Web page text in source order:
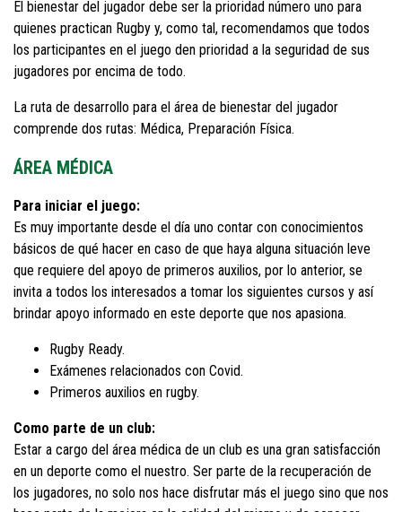
El bienestar del jugador debe ser la prioridad número uno para
quienes practican Rugby y, como tal, recomendamos que todos
los participantes en el juego den prioridad a la seguridad de sus
jugadores por encima de todo.
La ruta de desarrollo para el área de bienestar del jugador
comprende dos rutas: Médica, Preparación Física.
ÁREA MÉDICA
Para iniciar el juego:
Es muy importante desde el día uno contar con conocimientos
básicos de qué hacer en caso de que haya alguna situación leve
que requiere del apoyo de primeros auxilios, por lo anterior, se
invita a todos los interesados a tomar los siguientes cursos y así
brindar apoyo informado en este deporte que nos apasiona.
Rugby Ready.
Exámenes relacionados con Covid.
Primeros auxilios en rugby.
Como parte de un club:
Estar a cargo del área médica de un club es una gran satisfacción
en un deporte como el nuestro. Ser parte de la recuperación de
los jugadores, no solo nos hace disfrutar más el juego sino que nos